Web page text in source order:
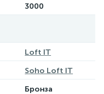
3000
Loft IT
Soho Loft IT
Бронза